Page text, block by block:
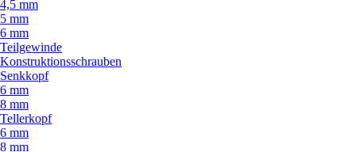
4,5 mm
5 mm
6 mm
Teilgewinde
Konstruktionsschrauben
Senkkopf
6 mm
8 mm
Tellerkopf
6 mm
8 mm